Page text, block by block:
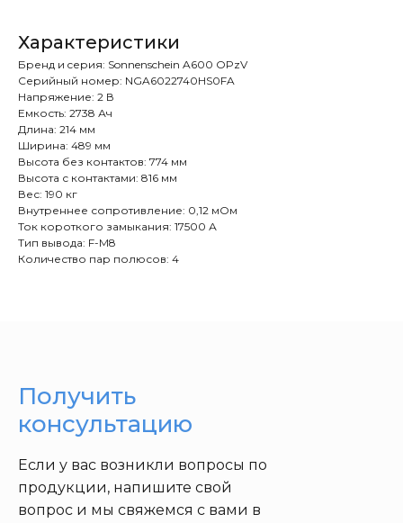
Характеристики
Бренд и cерия: Sonnenschein A600 OPzV
Серийный номер: NGA6022740HS0FA
Напряжение: 2 В
Емкость: 2738 Ач
Длина: 214 мм
Ширина: 489 мм
Высота без контактов: 774 мм
Высота с контактами: 816 мм
Вес: 190 кг
Внутреннее сопротивление: 0,12 мОм
Ток короткого замыкания: 17500 А
Тип вывода: F-M8
Количество пар полюсов: 4
Если у вас возникли вопросы по
продукции, напишите свой
вопрос и мы свяжемся с вами в
Получить
консультацию